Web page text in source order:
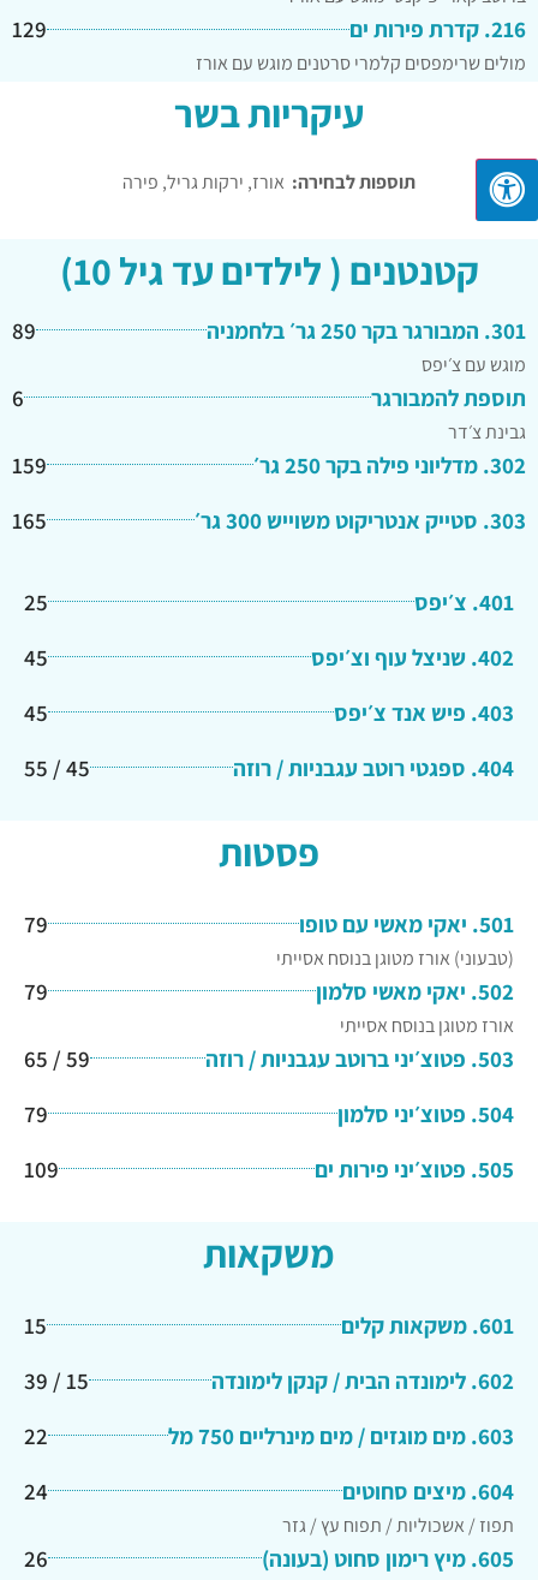
216. קדרת פירות ים 129
מולים שרימפסים קלמרי סרטנים מוגש עם אורז
עיקריות בשר
תוספות לבחירה: אורז, ירקות גריל, פירה
קטנטנים ( לילדים עד גיל 10)
301. המבורגר בקר 250 גר׳ בלחמניה 89
מוגש עם צ׳יפס
תוספת להמבורגר 6
גבינת צ׳דר
302. מדליוני פילה בקר 250 גר׳
159
303. סטייק אנטריקוט משוייש 300 גר׳
165
401. צ׳יפס
25
402. שניצל עוף וצ׳יפס
45
403. פיש אנד צ׳יפס
45
404. ספגטי רוטב עגבניות / רוזה
45 / 55
פסטות
501. יאקי מאשי עם טופו 79
(טבעוני) אורז מטוגן בנוסח אסייתי
502. יאקי מאשי סלמון 79
אורז מטוגן בנוסח אסייתי
503. פטוצ׳יני ברוטב עגבניות / רוזה
59 / 65
504. פטוצ׳יני סלמון
79
505. פטוצ׳יני פירות ים
109
משקאות
601. משקאות קלים
15
602. לימונדה הבית / קנקן לימונדה
15 / 39
603. מים מוגזים / מים מינרליים 750 מל
22
604. מיצים סחוטים
24
תפוז / אשכוליות / תפוח עץ / גזר
605. מיץ רימון סחוט (בעונה) 26